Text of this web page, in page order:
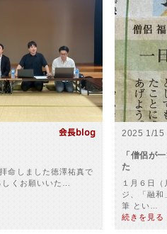
命しました徳澤祐真で
しくお願いいた…
2025 1/15
「僧侶が
た
１月６日（
ジ、「融和
筆 とい…
続きを見る